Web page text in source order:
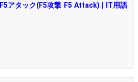
F5アタック(F5攻撃 F5 Attack) | IT用語